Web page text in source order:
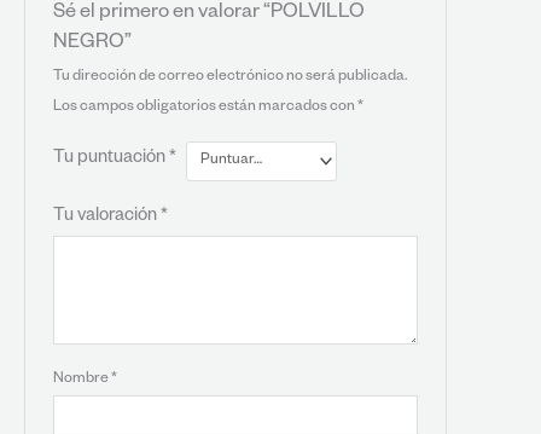
Sé el primero en valorar “POLVILLO
NEGRO”
Tu dirección de correo electrónico no será publicada.
Los campos obligatorios están marcados con *
Tu puntuación *
Tu valoración *
Nombre*